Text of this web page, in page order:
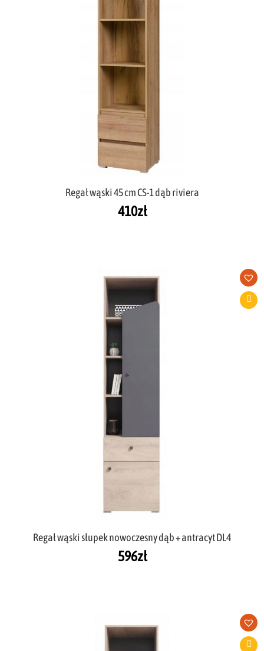
Regał wąski 45 cm CS-1 dąb riviera
410zł
Regał wąski słupek nowoczesny dąb + antracyt DL4
596zł